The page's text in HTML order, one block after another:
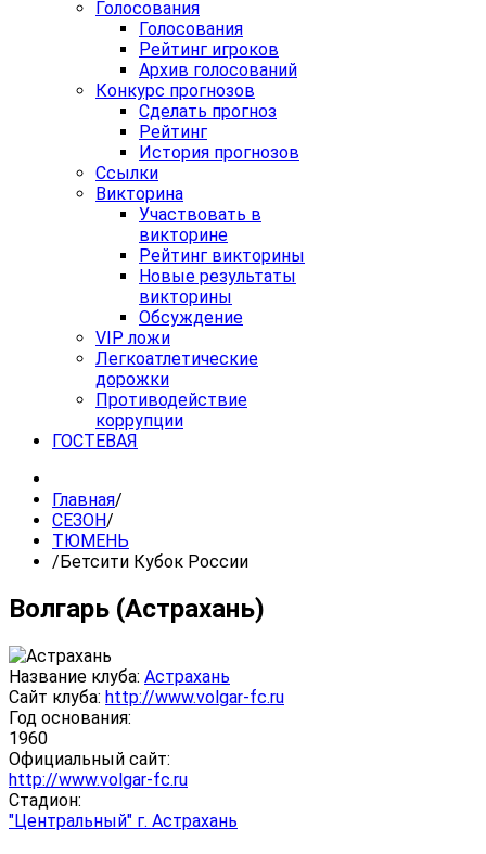
Голосования
Голосования
Рейтинг игроков
Архив голосований
Конкурс прогнозов
Сделать прогноз
Рейтинг
История прогнозов
Ссылки
Викторина
Участвовать в
викторине
Рейтинг викторины
Новые результаты
викторины
Обсуждение
VIP ложи
Легкоатлетические
дорожки
Противодействие
коррупции
ГОСТЕВАЯ
Главная/
СЕЗОН/
ТЮМЕНЬ
/ Бетсити Кубок России
Волгарь (Астрахань)
Название клуба: Астрахань
Сайт клуба: http://www.volgar-fc.ru
Год основания:
1960
Официальный сайт:
http://www.volgar-fc.ru
Стадион:
"Центральный" г. Астрахань